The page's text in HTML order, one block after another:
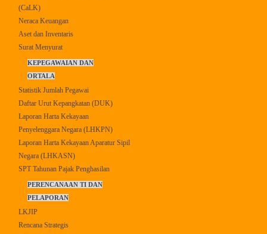
(CaLK)
Neraca Keuangan
Aset dan Inventaris
Surat Menyurat
KEPEGAWAIAN DAN
ORTALA
Statistik Jumlah Pegawai
Daftar Urut Kepangkatan (DUK)
Laporan Harta Kekayaan
Penyelenggara Negara (LHKPN)
Laporan Harta Kekayaan Aparatur Sipil
Negara (LHKASN)
SPT Tahunan Pajak Penghasilan
PERENCANAAN TI DAN
PELAPORAN
LKJIP
Rencana Strategis